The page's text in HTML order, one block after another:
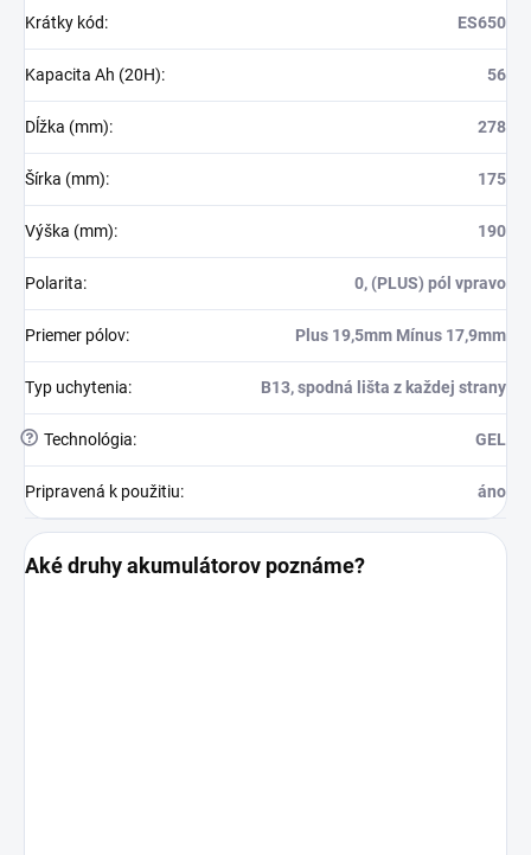
Krátky kód: ES650
Kapacita Ah (20H): 56
Dĺžka (mm): 278
Šírka (mm): 175
Výška (mm): 190
Polarita: 0, (PLUS) pól vpravo
Priemer pólov: Plus 19,5mm Mínus 17,9mm
Typ uchytenia: B13, spodná lišta z každej strany
? Technológia: GEL
Pripravená k použitiu: áno
Aké druhy akumulátorov poznáme?